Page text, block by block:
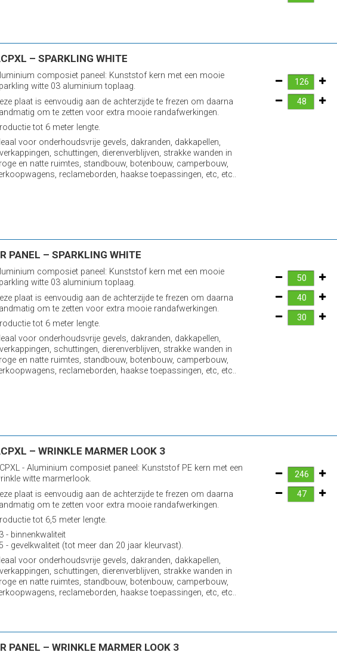
– SPARKLING WHITE
composiet paneel: Kunststof kern met een mooie
witte 03 aluminium toplaag.
plaat is eenvoudig aan de achterzijde te frezen om daarna
om te zetten voor extra mooie randafwerkingen.
tot 6 meter lengte.
voor onderhoudsvrije gevels, dakranden, dakkapellen,
schuttingen, dierenverblijven, strakke wanden in
en natte ruimtes, standbouw, botenbouw, camperbouw,
reclameborden, haakse toepassingen, etc, etc..
PANEL – SPARKLING WHITE
composiet paneel: Kunststof kern met een mooie
witte 03 aluminium toplaag.
plaat is eenvoudig aan de achterzijde te frezen om daarna
om te zetten voor extra mooie randafwerkingen.
tot 6 meter lengte.
voor onderhoudsvrije gevels, dakranden, dakkapellen,
schuttingen, dierenverblijven, strakke wanden in
en natte ruimtes, standbouw, botenbouw, camperbouw,
reclameborden, haakse toepassingen, etc, etc..
– WRINKLE MARMER LOOK 3
- Aluminium composiet paneel: Kunststof PE kern met een
witte marmerlook.
plaat is eenvoudig aan de achterzijde te frezen om daarna
om te zetten voor extra mooie randafwerkingen.
tot 6,5 meter lengte.
- binnenkwaliteit
- gevelkwaliteit (tot meer dan 20 jaar kleurvast).
voor onderhoudsvrije gevels, dakranden, dakkapellen,
schuttingen, dierenverblijven, strakke wanden in
en natte ruimtes, standbouw, botenbouw, camperbouw,
reclameborden, haakse toepassingen, etc, etc..
PANEL – WRINKLE MARMER LOOK 3